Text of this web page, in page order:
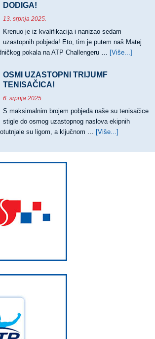
DODIGA!
13. srpnja 2025.
Krenuo je iz kvalifikacija i nanizao sedam
uzastopnih pobjeda! Eto, tim je putem naš Matej
pokala na ATP Challengeru … [Više...]
OSMI UZASTOPNI TRIJUMF
TENISAČICA!
6. srpnja 2025.
S maksimalnim brojem pobjeda naše su tenisačice
stigle do osmog uzastopnog naslova ekipnih
su ligom, a ključnom … [Više...]
UZASTOPNI